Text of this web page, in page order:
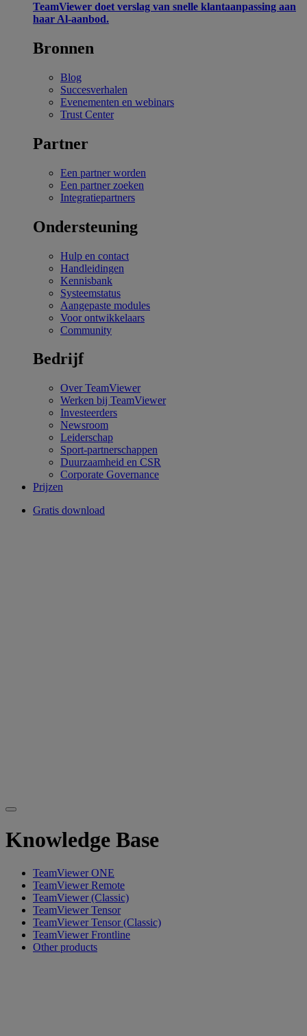
TeamViewer doet verslag van snelle klantaanpassing aan
haar Al-aanbod.
Bronnen
Blog
Succesverhalen
Evenementen en webinars
Trust Center
Partner
Een partner worden
Een partner zoeken
Integratiepartners
Ondersteuning
Hulp en contact
Handleidingen
Kennisbank
Systeemstatus
Aangepaste modules
Voor ontwikkelaars
Community
Bedrijf
Over TeamViewer
Werken bij TeamViewer
Investeerders
Newsroom
Leiderschap
Sport-partnerschappen
Duurzaamheid en CSR
Corporate Governance
Prijzen
Gratis download
Knowledge Base
TeamViewer ONE
TeamViewer Remote
TeamViewer (Classic)
TeamViewer Tensor
TeamViewer Tensor (Classic)
TeamViewer Frontline
Other products